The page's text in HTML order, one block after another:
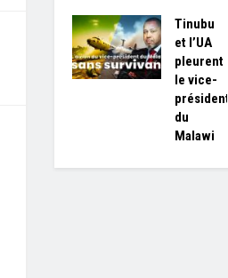
Tinubu
et l’UA
pleurent
le vice-
président
du
Malawi